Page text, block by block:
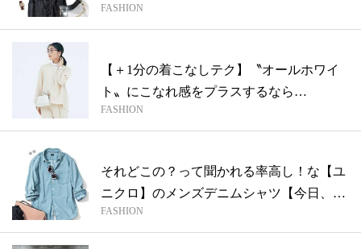
FASHION
【＋1分の着こなしテク】〝オールホワイ
ト〟にこなれ感をプラスするなら…
FASHION
それどこの？って聞かれる率高し！な【ユ
ニクロ】のメンズデニムシャツ【今日、何
着る...
FASHION